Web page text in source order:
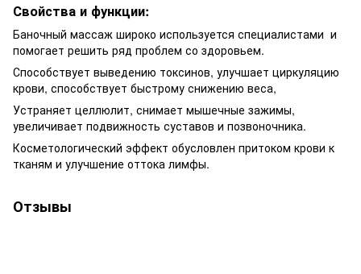
Свойства и функции:
Баночный массаж широко используется специалистами и
помогает решить ряд проблем со здоровьем.
Способствует выведению токсинов, улучшает циркуляцию
крови, способствует быстрому снижению веса,
Устраняет целлюлит, снимает мышечные зажимы,
увеличивает подвижность суставов и позвоночника.
Косметологический эффект обусловлен притоком крови к
тканям и улучшение оттока лимфы.
Отзывы